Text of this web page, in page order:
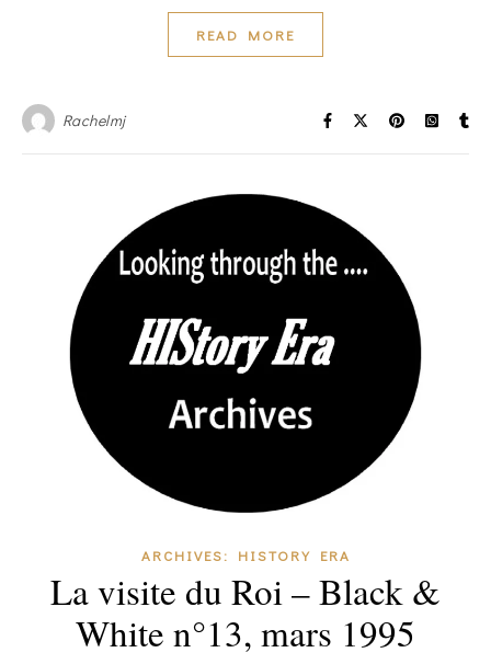
READ MORE
Rachelmj
ARCHIVES: HISTORY ERA
La visite du Roi – Black &
White n°13, mars 1995